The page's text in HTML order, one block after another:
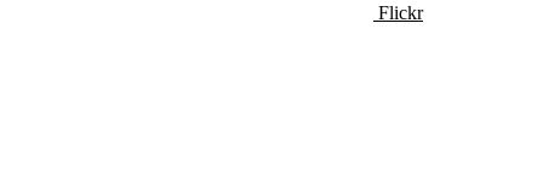
Flickr